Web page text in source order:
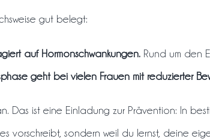
gut belegt:
auf Hormonschwankungen. Rund um den
geht bei vielen Frauen mit reduzierter
Das ist eine Einladung zur Prävention: In
vorschreibt, sondern weil du lernst, deine